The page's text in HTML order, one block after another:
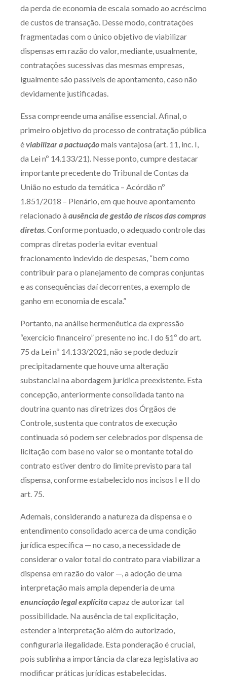
da perda de economia de escala somado ao acréscimo
de custos de transação. Desse modo, contratações
fragmentadas com o único objetivo de viabilizar
dispensas em razão do valor, mediante, usualmente,
contratações sucessivas das mesmas empresas,
igualmente são passíveis de apontamento, caso não
devidamente justificadas.
Essa compreende uma análise essencial. Afinal, o
primeiro objetivo do processo de contratação pública
éviabilizar a pactuaçãomais vantajosa (art. 11, inc. I,
da Lei nº 14.133/21). Nesse ponto, cumpre destacar
importante precedente do Tribunal de Contas da
União no estudo da temática – Acórdão nº
1.851/2018 – Plenário, em que houve apontamento
relacionado à ausência de gestão de riscos das compras
diretas. Conforme pontuado, o adequado controle das
compras diretas poderia evitar eventual
fracionamento indevido de despesas, “bem como
contribuir para o planejamento de compras conjuntas
e as consequências daí decorrentes, a exemplo de
ganho em economia de escala.”
Portanto, na análise hermenêutica da expressão
“exercício financeiro” presente no inc. I do §1º do art.
75 da Lei nº 14.133/2021, não se pode deduzir
precipitadamente que houve uma alteração
substancial na abordagem jurídica preexistente. Esta
concepção, anteriormente consolidada tanto na
doutrina quanto nas diretrizes dos Órgãos de
Controle, sustenta que contratos de execução
continuada só podem ser celebrados por dispensa de
licitação com base no valor se o montante total do
contrato estiver dentro do limite previsto para tal
dispensa, conforme estabelecido nos incisos I e II do
art. 75.
Ademais, considerando a natureza da dispensa e o
entendimento consolidado acerca de uma condição
jurídica específica — no caso, a necessidade de
considerar o valor total do contrato para viabilizar a
dispensa em razão do valor —, a adoção de uma
interpretação mais ampla dependeria de uma
enunciação legal explícitacapaz de autorizar tal
possibilidade. Na ausência de tal explicitação,
estender a interpretação além do autorizado,
configuraria ilegalidade. Esta ponderação é crucial,
pois sublinha a importância da clareza legislativa ao
modificar práticas jurídicas estabelecidas.